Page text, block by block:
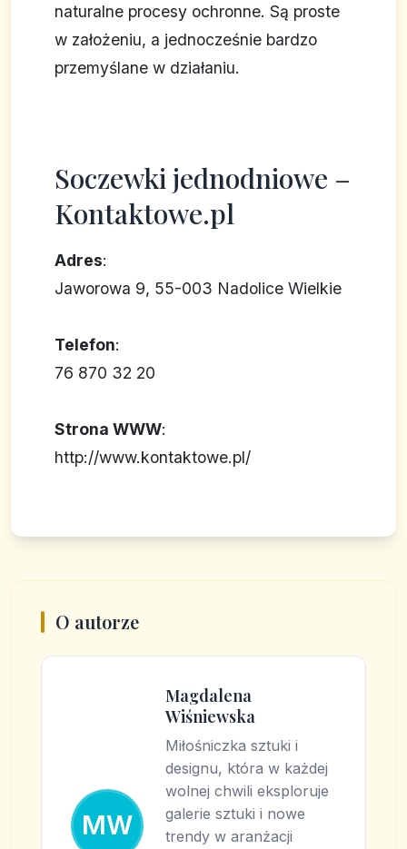
naturalne procesy ochronne. Są proste
w założeniu, a jednocześnie bardzo
przemyślane w działaniu.
Soczewki jednodniowe –
Kontaktowe.pl
Adres:
Jaworowa 9, 55-003 Nadolice Wielkie
Telefon:
76 870 32 20
Strona WWW:
http://www.kontaktowe.pl/
O autorze
MW
Magdalena
Wiśniewska
Miłośniczka sztuki i
designu, która w każdej
wolnej chwili eksploruje
galerie sztuki i nowe
trendy w aranżacji